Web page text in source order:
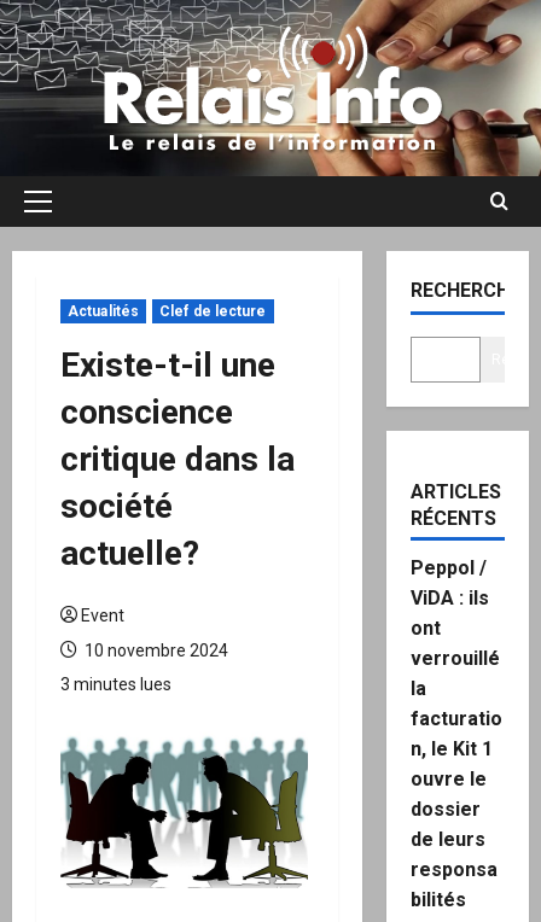
Aller
au
contenu
Menu
Actualités Clef de lecture
Existe-t-il une
conscience
critique dans la
société
actuelle?
Event
10 novembre 2024
3 minutes lues
RECHERCHER
ARTICLES
RÉCENTS
Peppol /
ViDA : ils
ont
verrouillé
la
facturatio
n, le Kit 1
ouvre le
dossier
de leurs
responsa
bilités